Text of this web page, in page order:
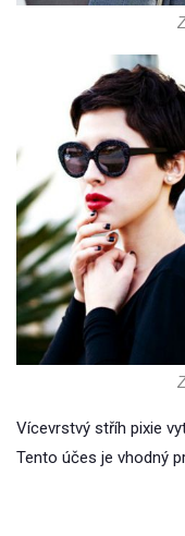
Vícevrstvý stříh pixie
Tento účes je vhodný